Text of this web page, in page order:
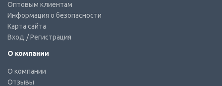
Оптовым клиентам
Информация о безопасности
Карта сайта
Вход / Регистрация
О компании
О компании
Отзывы